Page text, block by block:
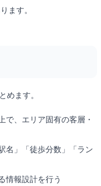
ます。
めます。
で、エリア固有の客層・
名」「徒歩分数」「ラン
情報設計を行う